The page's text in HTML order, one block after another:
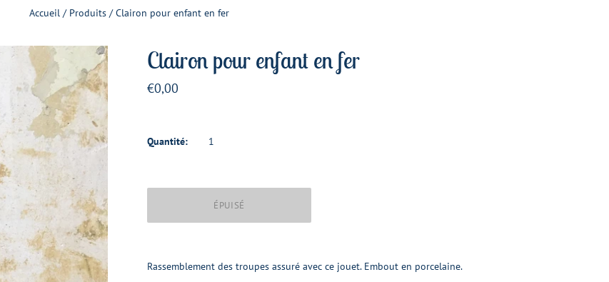
Accueil / Produits / Clairon pour enfant en fer
Clairon pour enfant en fer
€0,00
Quantité:
Rassemblement des troupes assuré avec ce jouet. Embout en porcelaine.